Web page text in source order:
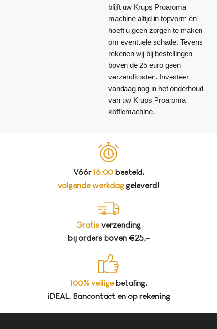
blijft uw Krups Proaroma
machine altijd in topvorm en
hoeft u geen zorgen te maken
om eventuele schade. Tevens
rekenen wij bij bestellingen
boven de 25 euro geen
verzendkosten. Investeer
vandaag nog in het onderhoud
van uw Krups Proaroma
koffiemachine.
Vóór 16:00besteld,
volgende werkdaggeleverd!
Gratis verzending
bij orders boven €25,-
100% veiligebetaling,
iDEAL, Bancontact en op rekening